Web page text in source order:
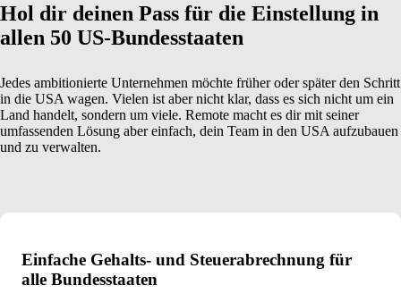
Hol dir deinen Pass für die Einstellung in
allen 50 US-Bundesstaaten
Jedes ambitionierte Unternehmen möchte früher oder später den Schritt
in die USA wagen. Vielen ist aber nicht klar, dass es sich nicht um ein
Land handelt, sondern um viele. Remote macht es dir mit seiner
umfassenden Lösung aber einfach, dein Team in den USA aufzubauen
und zu verwalten.
Einfache Gehalts- und Steuerabrechnung für
alle Bundesstaaten